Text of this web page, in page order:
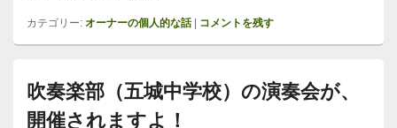
カテゴリー: オーナーの個人的な話 コメントを残す
吹奏楽部（五城中学校）の演奏会が、
開催されますよ！